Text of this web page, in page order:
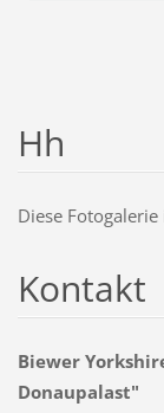
Hh
Diese Fotogalerie
Kontakt
Biewer
Donaupalast"